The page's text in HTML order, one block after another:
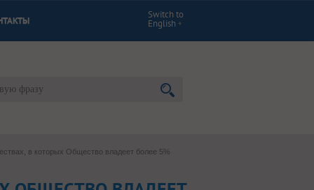
Switch to
English
в которых Общество владеет более 5%